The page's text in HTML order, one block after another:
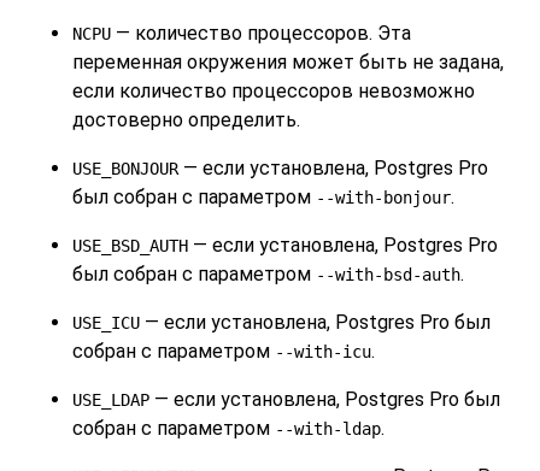
NCPU — количество процессоров. Эта
переменная окружения может быть не задана,
если количество процессоров невозможно
достоверно определить.
USE_BONJOUR — если установлена, Postgres Pro
был собран с параметром --with-bonjour.
USE_BSD_AUTH — если установлена, Postgres Pro
был собран с параметром --with-bsd-auth.
USE_ICU — если установлена, Postgres Pro был
собран с параметром --with-icu.
USE_LDAP — если установлена, Postgres Pro был
собран с параметром --with-ldap.